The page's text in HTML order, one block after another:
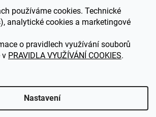
používáme cookies. Technické
analytické cookies a marketingové
o pravidlech využívání souborů
v PRAVIDLA VYUŽÍVÁNÍ COOKIES.
Nastavení
každý všední den od 9.00 do 18.00
eDEKOR.cz